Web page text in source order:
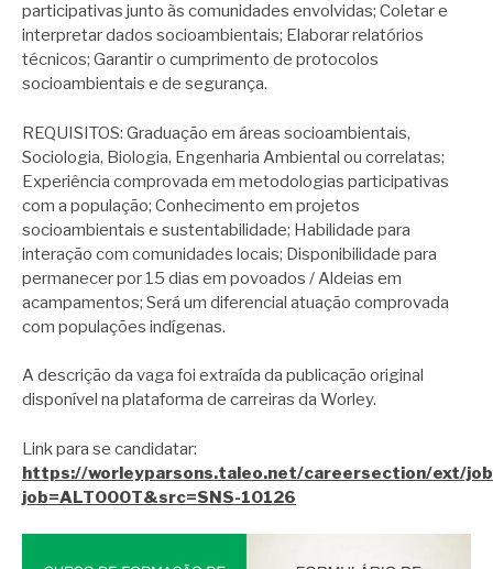
participativas junto às comunidades envolvidas; Coletar e
interpretar dados socioambientais; Elaborar relatórios
técnicos; Garantir o cumprimento de protocolos
socioambientais e de segurança.
REQUISITOS: Graduação em áreas socioambientais,
Sociologia, Biologia, Engenharia Ambiental ou correlatas;
Experiência comprovada em metodologias participativas
com a população; Conhecimento em projetos
socioambientais e sustentabilidade; Habilidade para
interação com comunidades locais; Disponibilidade para
permanecer por 15 dias em povoados / Aldeias em
acampamentos; Será um diferencial atuação comprovada
com populações indígenas.
A descrição da vaga foi extraída da publicação original
disponível na plataforma de carreiras da Worley.
Link para se candidatar:
https://worleyparsons.taleo.net/careersection/ext/
job=ALT000T&src=SNS-10126